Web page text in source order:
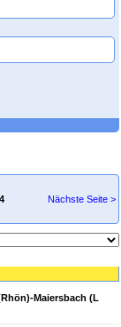
Nächste Seite >
Maiersbach (L